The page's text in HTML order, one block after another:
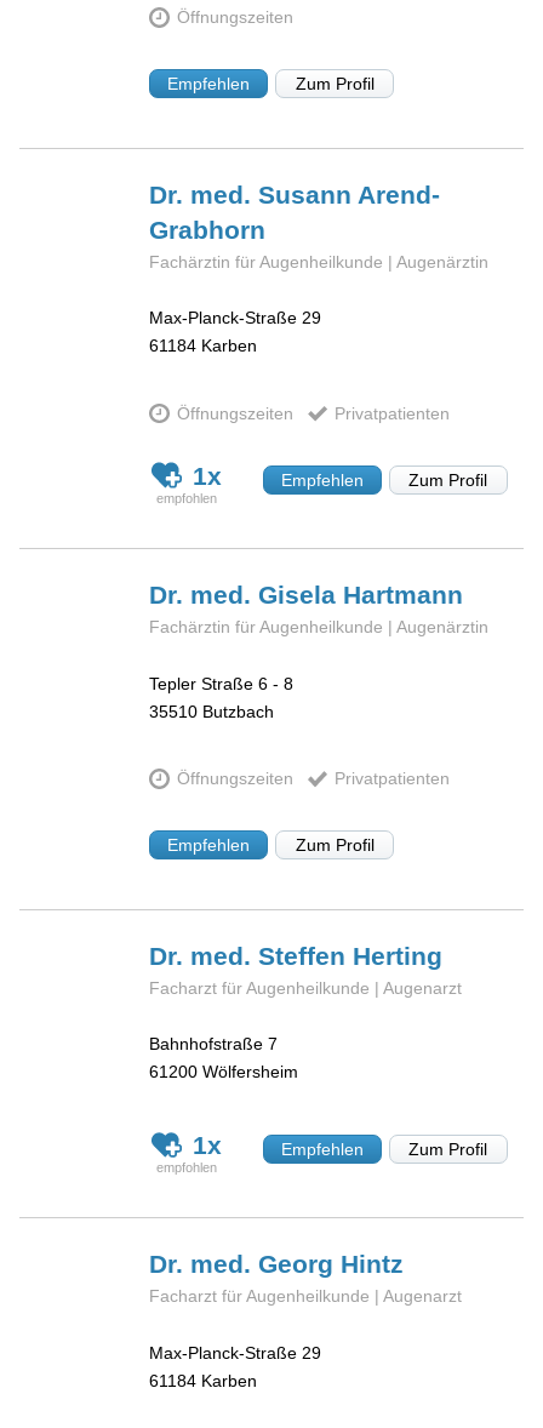
Öffnungszeiten
Empfehlen Zum Profil
Dr. med. Susann Arend-
Grabhorn
Fachärztin für Augenheilkunde | Augenärztin
Max-Planck-Straße 29
61184 Karben
Öffnungszeiten Privatpatienten
1x Empfehlen Zum Profil
Dr. med. Gisela Hartmann
Fachärztin für Augenheilkunde | Augenärztin
Tepler Straße 6 - 8
35510 Butzbach
Öffnungszeiten Privatpatienten
Empfehlen Zum Profil
Dr. med. Steffen Herting
Facharzt für Augenheilkunde | Augenarzt
Bahnhofstraße 7
61200 Wölfersheim
1x Empfehlen Zum Profil
Dr. med. Georg Hintz
Facharzt für Augenheilkunde | Augenarzt
Max-Planck-Straße 29
61184 Karben